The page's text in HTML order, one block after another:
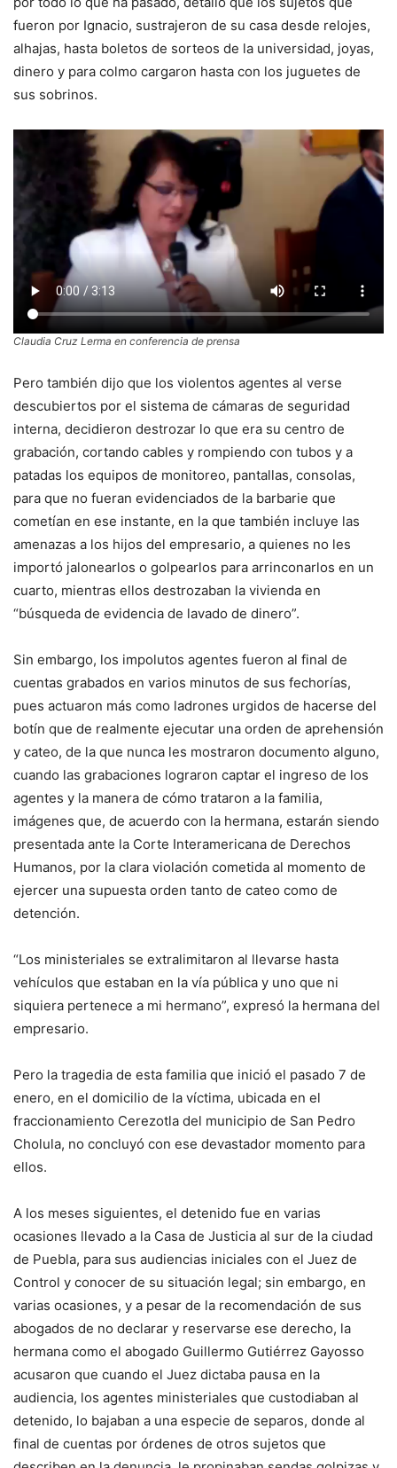
fueron por Ignacio, sustrajeron de su casa desde relojes,
alhajas, hasta boletos de sorteos de la universidad, joyas,
dinero y para colmo cargaron hasta con los juguetes de
sus sobrinos.
Claudia Cruz Lerma en conferencia de prensa
Pero también dijo que los violentos agentes al verse
descubiertos por el sistema de cámaras de seguridad
interna, decidieron destrozar lo que era su centro de
grabación, cortando cables y rompiendo con tubos y a
patadas los equipos de monitoreo, pantallas, consolas,
para que no fueran evidenciados de la barbarie que
cometían en ese instante, en la que también incluye las
amenazas a los hijos del empresario, a quienes no les
importó jalonearlos o golpearlos para arrinconarlos en un
cuarto, mientras ellos destrozaban la vivienda en
“búsqueda de evidencia de lavado de dinero”.
Sin embargo, los impolutos agentes fueron al final de
cuentas grabados en varios minutos de sus fechorías,
pues actuaron más como ladrones urgidos de hacerse del
botín que de realmente ejecutar una orden de aprehensión
y cateo, de la que nunca les mostraron documento alguno,
cuando las grabaciones lograron captar el ingreso de los
agentes y la manera de cómo trataron a la familia,
imágenes que, de acuerdo con la hermana, estarán siendo
presentada ante la Corte Interamericana de Derechos
Humanos, por la clara violación cometida al momento de
ejercer una supuesta orden tanto de cateo como de
detención.
“Los ministeriales se extralimitaron al llevarse hasta
vehículos que estaban en la vía pública y uno que ni
siquiera pertenece a mi hermano”, expresó la hermana del
empresario.
Pero la tragedia de esta familia que inició el pasado 7 de
enero, en el domicilio de la víctima, ubicada en el
fraccionamiento Cerezotla del municipio de San Pedro
Cholula, no concluyó con ese devastador momento para
ellos.
A los meses siguientes, el detenido fue en varias
ocasiones llevado a la Casa de Justicia al sur de la ciudad
de Puebla, para sus audiencias iniciales con el Juez de
Control y conocer de su situación legal; sin embargo, en
varias ocasiones, y a pesar de la recomendación de sus
abogados de no declarar y reservarse ese derecho, la
hermana como el abogado Guillermo Gutiérrez Gayosso
acusaron que cuando el Juez dictaba pausa en la
audiencia, los agentes ministeriales que custodiaban al
detenido, lo bajaban a una especie de separos, donde al
final de cuentas por órdenes de otros sujetos que